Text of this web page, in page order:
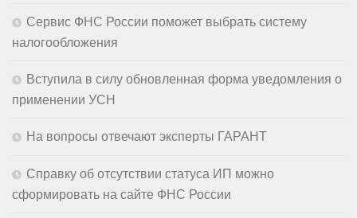
Сервис ФНС России поможет выбрать систему
налогообложения
Вступила в силу обновленная форма уведомления о
применении УСН
На вопросы отвечают эксперты ГАРАНТ
Справку об отсутствии статуса ИП можно
сформировать на сайте ФНС России